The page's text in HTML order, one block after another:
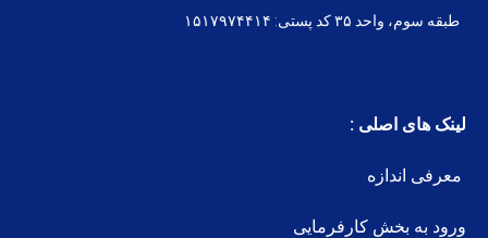
طبقه سوم، واحد ۳۵ کد پستی: ۱۵۱۷۹۷۴۴۱۴
لینک های اصلی :
معرفی اندازه
ورود به بخش کارفرمایی